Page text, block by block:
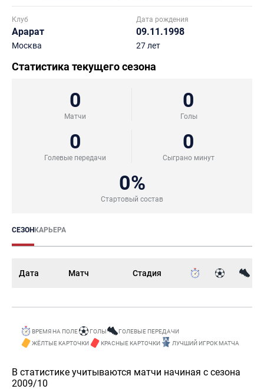
Клуб
Арарат
Москва
Дата рождения
09.11.1998
27 лет
Статистика текущего сезона
0
Матчи
0
Голы
0
Голевые передачи
0
Сыграно минут
0%
Стартовый состав
СЕЗОНКАРЬЕРА
Дата Матч Стадия
ВРЕМЯ НА ПОЛЕ ГОЛЫ
ГОЛЕВЫЕ ПЕРЕДАЧИ
ЖЁЛТЫЕ КАРТОЧКИ
КРАСНЫЕ КАРТОЧКИ ЛУЧШИЙ ИГРОК МАТЧА
В статистике учитываются матчи начиная с сезона
2009/10